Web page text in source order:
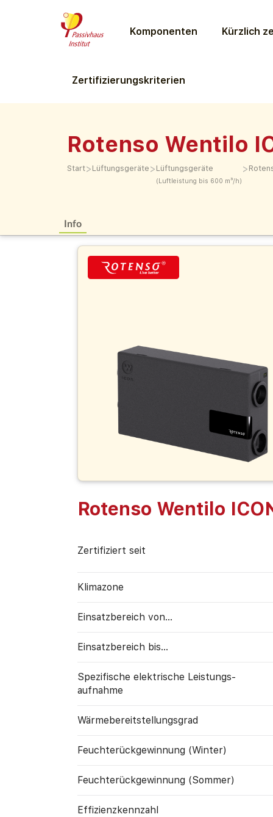
Komponenten Kürzlich
Zertifizierungs­kriterien
Rotenso Wentilo
Start> Lüftungs­geräte > Lüftungs­geräte
(Luftleistung bis 600 m³/h)
>
Info
Rotenso Wentilo
Zertifiziert seit
Klimazone
Einsatzbereich von...
Einsatzbereich bis...
Spezifische elektrische Leistungs­
aufnahme
Wärme­bereitstellungs­grad
Feuchte­rück­gewinnung (Winter)
Feuchte­rück­gewinnung (Sommer)
Effizienzkennzahl